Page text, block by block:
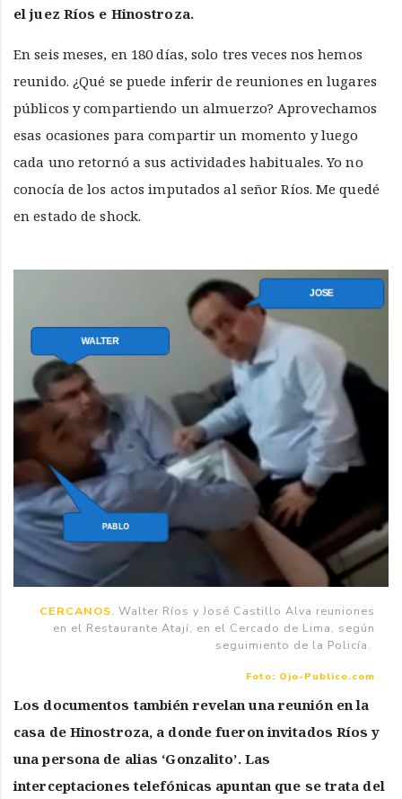
el juez Ríos e Hinostroza.
En seis meses, en 180 días, solo tres veces nos hemos
reunido. ¿Qué se puede inferir de reuniones en lugares
públicos y compartiendo un almuerzo? Aprovechamos
esas ocasiones para compartir un momento y luego
cada uno retornó a sus actividades habituales. Yo no
conocía de los actos imputados al señor Ríos. Me quedé
en estado de shock.
CERCANOS. Walter Ríos y José Castillo Alva reuniones
en el Restaurante Atají, en el Cercado de Lima, según
seguimiento de la Policía.
Foto: Ojo-Publico.com
Los documentos también revelan una reunión en la
casa de Hinostroza, a donde fueron invitados Ríos y
una persona de alias ‘Gonzalito’. Las
interceptaciones telefónicas apuntan que se trata del